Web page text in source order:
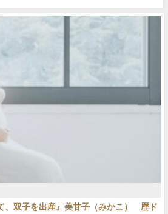
、双子を出産』美甘子（みかこ） 歴ド